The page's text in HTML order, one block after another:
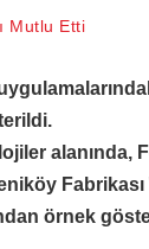
Mutlu Etti
alanında,
örnek